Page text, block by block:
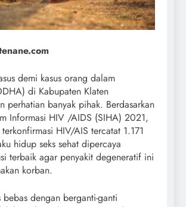
demi kasus orang dalam
di Kabupaten Klaten
perhatian banyak pihak. Berdasarkan
Informasi HIV /AIDS (SIHA) 2021,
HIV/AIS tercatat 1.171
hidup seks sehat dipercaya
terbaik agar penyakit degeneratif ini
korban.
bebas dengan berganti-ganti